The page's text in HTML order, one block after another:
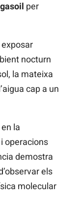
per
exposar
nocturn
la mateixa
cap a un
la
operacions
demostra
els
molecular